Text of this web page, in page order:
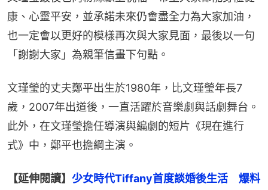
康、心靈平安，並承諾未來仍會盡全力為大家加油，
也一定會以更好的模樣再次與大家見面，最後以一句
「謝謝大家」為親筆信畫下句點。
文瑾瑩的丈夫鄭平出生於1980年，比文瑾瑩年長7
歲，2007年出道後，一直活躍於音樂劇與話劇舞台。
此外，在文瑾瑩擔任導演與編劇的短片《現在進行
式》中，鄭平也擔綱主演。
【延伸閱讀】 少女時代Tiffany首度談婚後生活　爆料